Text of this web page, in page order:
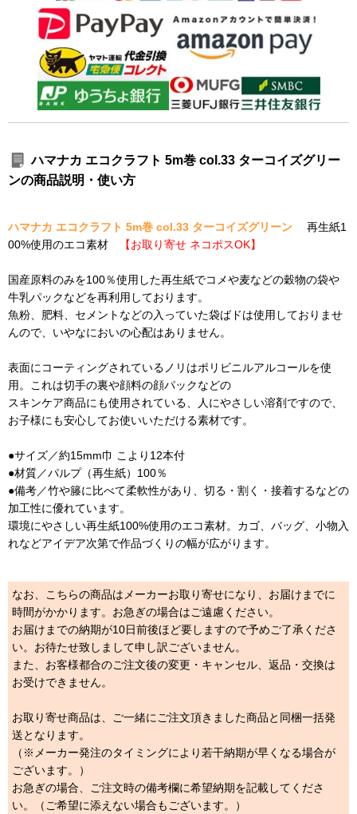
ハマナカ エコクラフト 5m巻 col.33 ターコイズグリー
ンの商品説明・使い方
ハマナカ エコクラフト 5m巻 col.33 ターコイズグリーン
再生紙1
00%使用のエコ素材
【お取り寄せ ネコポスOK】
国産原料のみを100％使用した再生紙でコメや麦などの穀物の袋や
牛乳パックなどを再利用しております。
魚粉、肥料、セメントなどの入っていた袋ばドは使用しておりませ
んので、いやなにおいの心配はありません。
表面にコーティングされているノリはポリビニルアルコールを使
用。これは切手の裏や顔料の顔パックなどの
スキンケア商品にも使用されている、人にやさしい溶剤ですので、
お子様にも安心してお使いいただける素材です。
●サイズ／約15mm巾 こより12本付
●材質／パルプ（再生紙）100％
●備考／竹や籐に比べて柔軟性があり、切る・割く・接着するなどの
加工性に優れています。
環境にやさしい再生紙100%使用のエコ素材。カゴ、バッグ、小物入
れなどアイデア次第で作品づくりの幅が広がります。
なお、こちらの商品はメーカーお取り寄せになり、お届けまでに
時間がかかります。お急ぎの場合はご遠慮ください。
お届けまでの納期が10日前後ほど要しますので予めご了承くださ
い。お待たせ致しまして申し訳ございません。
また、お客様都合のご注文後の変更・キャンセル、返品・交換は
お受けできません。
お取り寄せ商品は、ご一緒にご注文頂きました商品と同梱一括発
送となります。
（※メーカー発注のタイミングにより若干納期が早くなる場合が
ございます。）
お急ぎの場合、ご注文時の備考欄に希望納期を記載してくださ
い。（ご希望に添えない場合もございます。）